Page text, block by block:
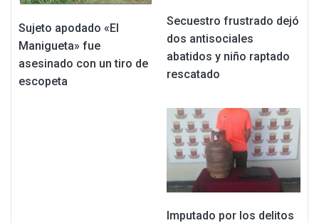
Sujeto apodado «El
Manigueta» fue
asesinado con un tiro de
escopeta
Secuestro frustrado dejó
dos antisociales
abatidos y niño raptado
rescatado
Imputado por los delitos